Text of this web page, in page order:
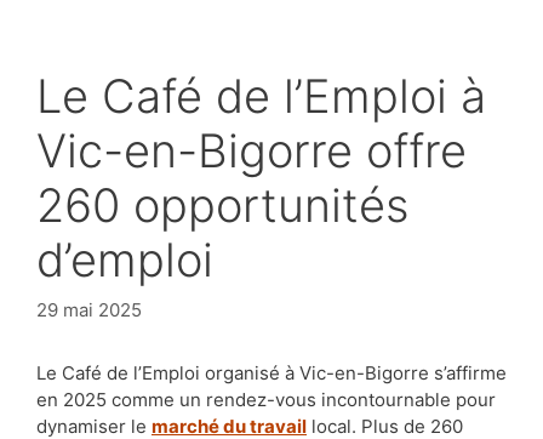
Le Café de l’Emploi à
Vic-en-Bigorre offre
260 opportunités
d’emploi
29 mai 2025
Le Café de l’Emploi organisé à Vic-en-Bigorre s’affirme
en 2025 comme un rendez-vous incontournable pour
dynamiser le marché du travail local. Plus de 260